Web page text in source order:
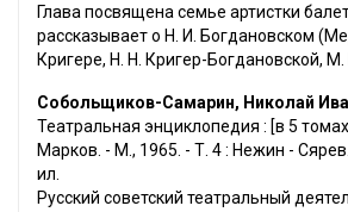
Глава посвящена семье артистки
рассказывает о Н. И. Богдановском
Кригере, Н. Н. Кригер-Богдановской,
Собольщиков-Самарин, Николай
Театральная энциклопедия : [в 5
Марков. - М., 1965. - Т. 4 : Нежин -
ил.
Русский советский театральный